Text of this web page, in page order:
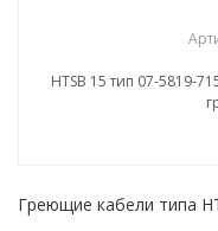
НТSB 15 тип 07-5819-
Греющие кабели типа